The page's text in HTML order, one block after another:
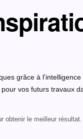
grâce à l'intelligence
vos futurs travaux
obtenir le meilleur résultat.